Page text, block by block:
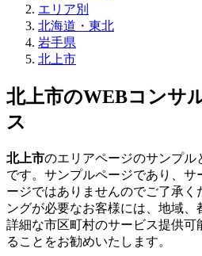
エリア別
北海道・東北
岩手県
北上市
北上市のWEBコンサ
ス
北上市のエリアページのサンプル
です。サンプルページであり、
ージではありませんのでご了承く
ングが必要なお客様には、地域、
詳細な市区町村のサービス提供
ることをお勧めいたします。